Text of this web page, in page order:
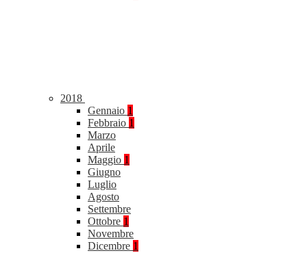
2018
Gennaio 1
Febbraio 1
Marzo
Aprile
Maggio 1
Giugno
Luglio
Agosto
Settembre
Ottobre 1
Novembre
Dicembre 1